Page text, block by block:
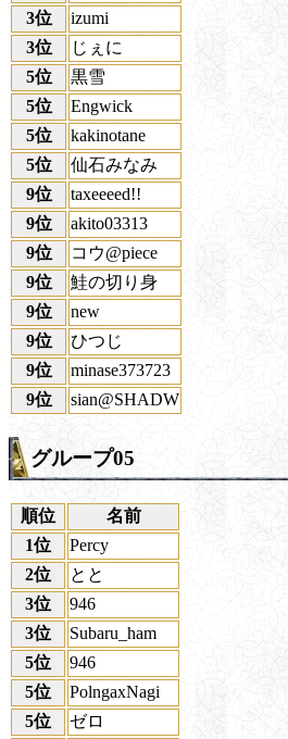
3位
izumi
3位
じぇに
5位
黒雪
5位
Engwick
5位
kakinotane
5位
仙石みなみ
9位
taxeeeed!!
9位
akito03313
9位
コウ@piece
9位
鮭の切り身
9位
new
9位
ひつじ
9位
minase373723
9位
sian@SHADW
グループ05
順位
名前
1位
Percy
2位
とと
3位
946
3位
Subaru_ham
5位
946
5位
PolngaxNagi
5位
ゼロ